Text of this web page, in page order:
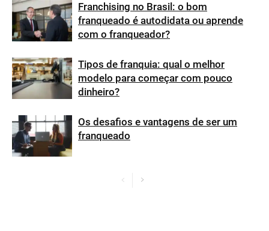
Franchising no Brasil: o bom
franqueado é autodidata ou aprende
com o franqueador?
Tipos de franquia: qual o melhor
modelo para começar com pouco
dinheiro?
Os desafios e vantagens de ser um
franqueado